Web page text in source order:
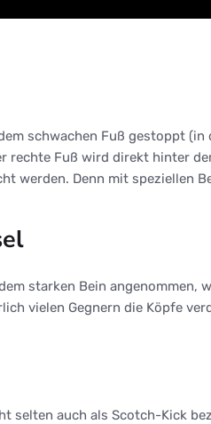
schwachen Fuß gestoppt
rechte Fuß wird direkt hinter
werden. Denn mit speziellen
starken Bein
vielen Gegnern die Köpfe
selten auch als Scotch-Kick